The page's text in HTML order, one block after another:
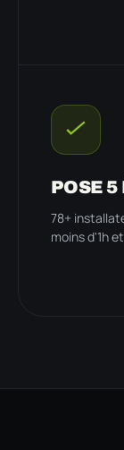
POSE 5
78+
moins d'1h